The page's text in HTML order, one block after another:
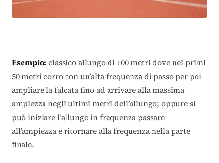
Esempio: classico allungo di 100 metri dove nei primi
50 metri corro con un’alta frequenza di passo per poi
ampliare la falcata fino ad arrivare alla massima
ampiezza negli ultimi metri dell’allungo; oppure si
può iniziare l’allungo in frequenza passare
all’ampiezza e ritornare alla frequenza nella parte
finale.